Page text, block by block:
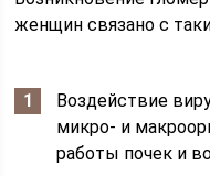
женщин связано с
Воздействие
микро- и
работы почек и